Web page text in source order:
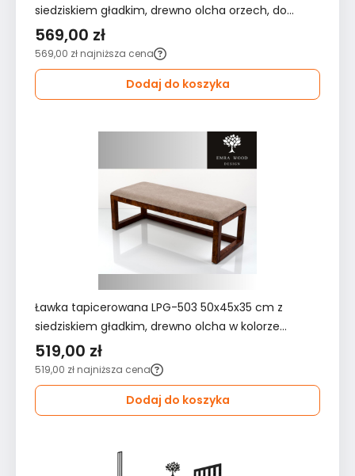
siedziskiem gładkim, drewno olcha orzech, do
przedpokoju, czarna
569,00 zł
569,00 zł najniższa cena
Dodaj do koszyka
Ławka tapicerowana LPG-503 50x45x35 cm z
siedziskiem gładkim, drewno olcha w kolorze
orzechu do przedpokoju szara
519,00 zł
519,00 zł najniższa cena
Dodaj do koszyka